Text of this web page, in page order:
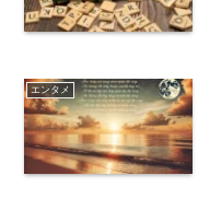
エンタメ